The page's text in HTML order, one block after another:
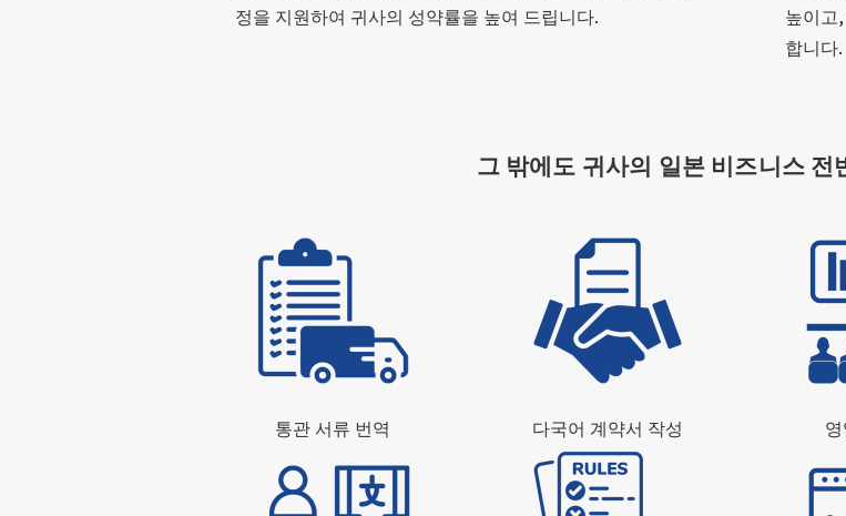
정을 지원하여 귀사의 성약률을 높여 드립니다.
높이고
합니다.
그 밖에도 귀사의 일본 비즈니스 전
통관 서류 번역 다국어 계약서 작성